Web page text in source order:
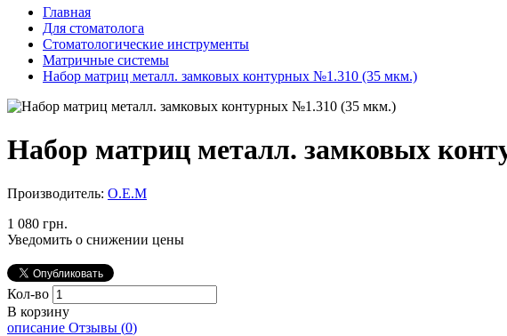
Главная
Для стоматолога
Стоматологические инструменты
Матричные системы
Набор матриц металл. замковых контурных №1.310 (35 мкм.)
Набор матриц металл. замковых
Производитель: О.Е.М
1 080 грн.
Уведомить о снижении цены
Кол-во
В корзину
описание Отзывы (0)